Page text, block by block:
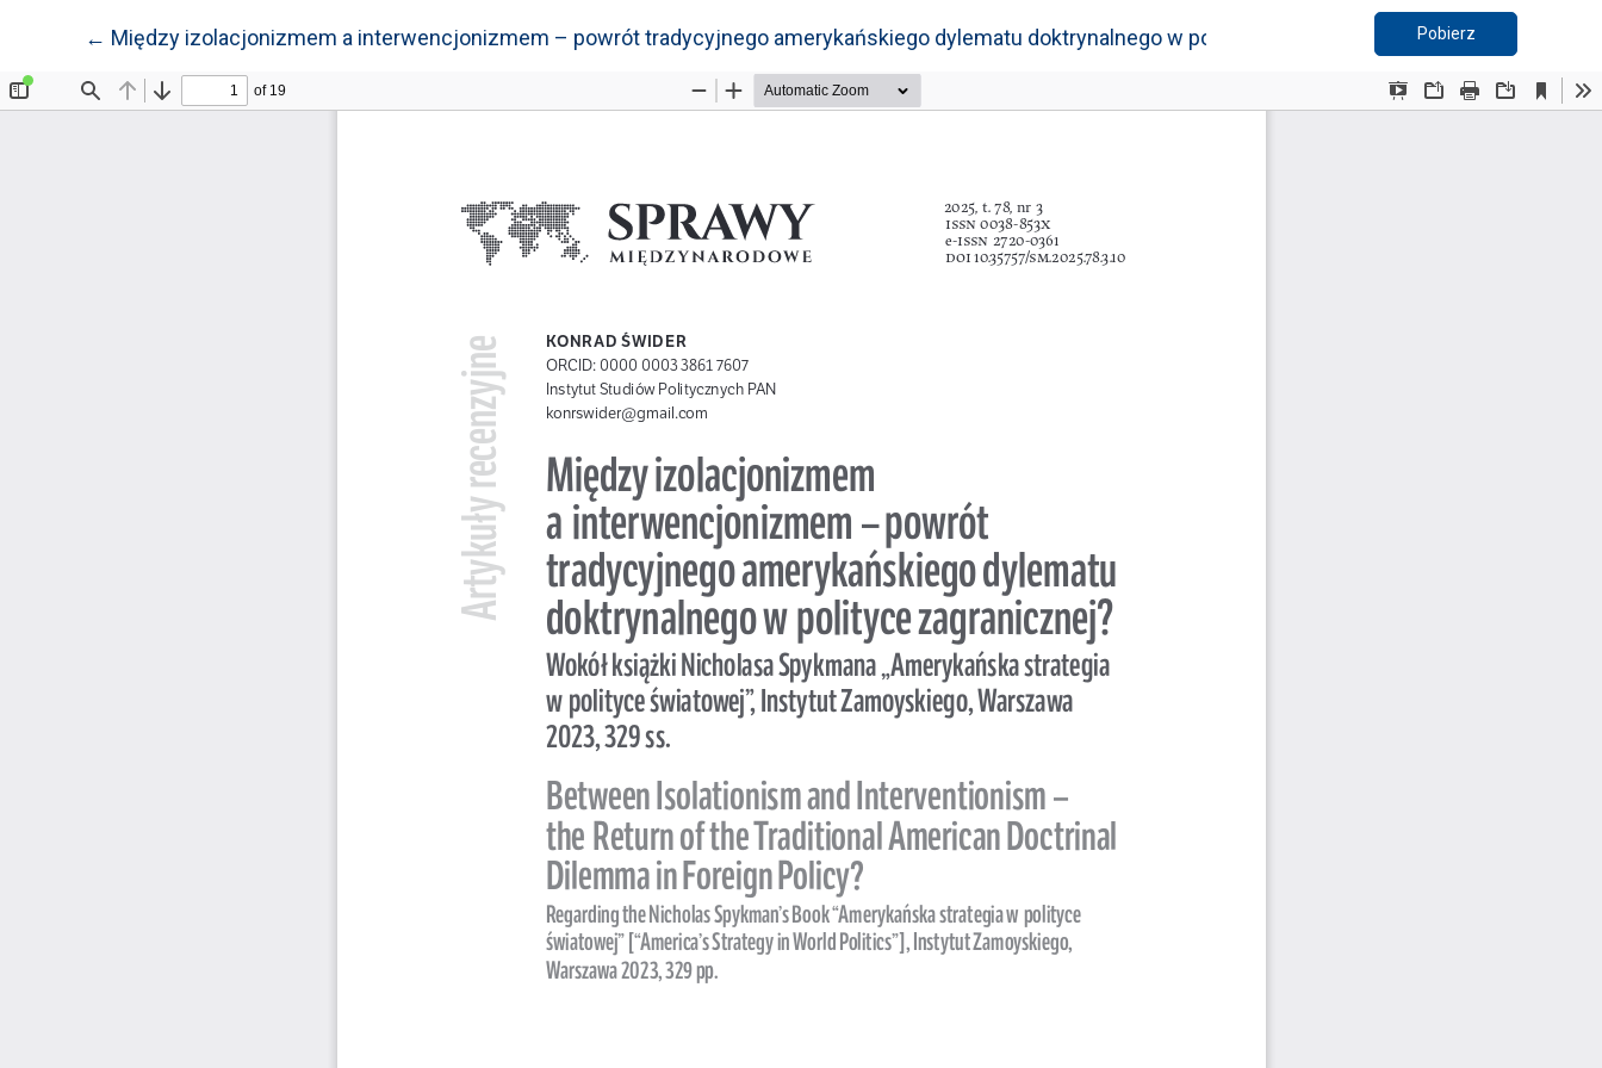
← Wróć do szczegółów artykułu
Między izolacjonizmem a interwencjonizmem – powrót tradycyjnego amerykańskiego dylematu doktrynalnego w polityce zagranicznej? PobierzPobierz PDF